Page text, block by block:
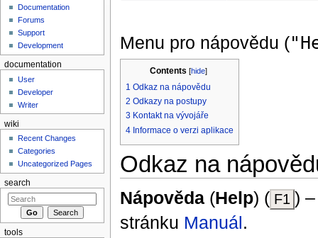
Menu pro nápovědu (
Contents [hide]
1 Odkaz na nápovědu
2 Odkazy na postupy
3 Kontakt na vývojáře
4 Informace o verzi aplikace
Odkaz na
Nápověda(Help) ( F1 )
stránku Manuál.
Documentation
Forums
Support
Development
documentation
User
Developer
Writer
wiki
Recent Changes
Categories
Uncategorized Pages
search
tools